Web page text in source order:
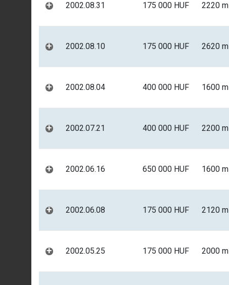
+ 2002.08.31 175 000 HUF 2220 m
+ 2002.08.10 175 000 HUF 2620 m
+ 2002.08.04 400 000 HUF 1600 m
+ 2002.07.21 400 000 HUF 2200 m
+ 2002.06.16 650 000 HUF 1600 m
+ 2002.06.08 175 000 HUF 2120 m
+ 2002.05.25 175 000 HUF 2000 m